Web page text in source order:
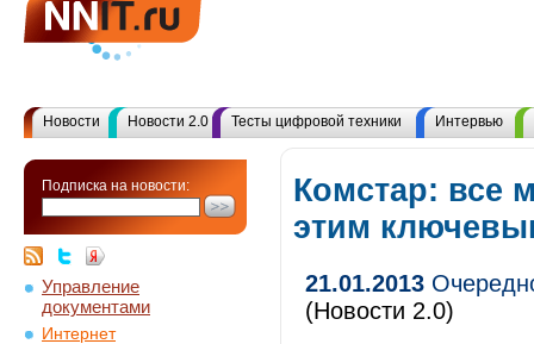
Новости Новости 2.0 Тесты цифровой техники Интервью
Подписка на новости:
Управление
документами
Интернет
Комстар: все
этим
21.01.2013
(Новости 2.0)